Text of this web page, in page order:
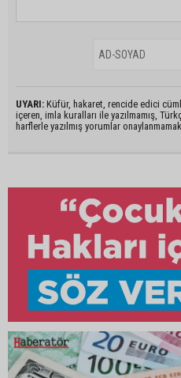
UYARI: Küfür, hakaret, rencide edici
içeren, imla kuralları ile yazılmamış,
harflerle yazılmış yorumlar